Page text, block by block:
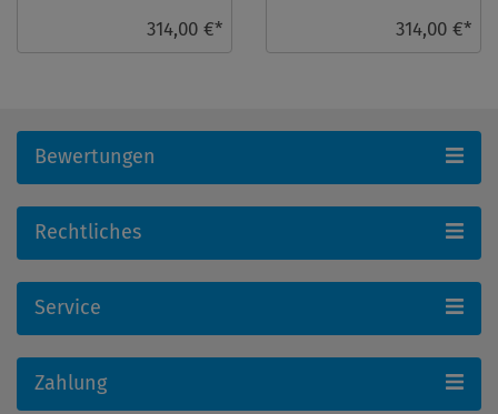
314,00 €* 314,00 €*
Bewertungen
Rechtliches
Service
Zahlung